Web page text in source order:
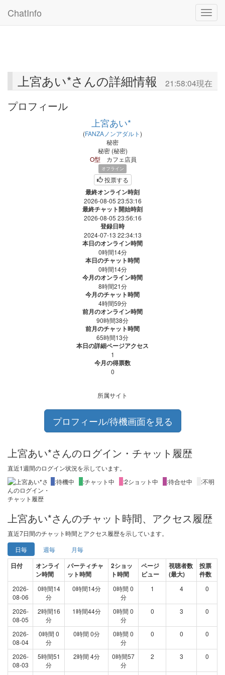
Toggle
ChatInfo
上宮あい*さんの詳細情報 21:58:04現在
プロフィール
上宮あい*
(FANZAノンアダルト)
秘密
秘密(秘密)
O型
カフェ店員
オフライン
投票する
最終オンライン時刻
2026-08-05 23:53:16
最終チャット開始時刻
2026-08-05 23:56:16
登録日時
2024-07-13 22:34:13
本日のオンライン時間
0時間14分
本日のチャット時間
0時間14分
今月のオンライン時間
8時間21分
今月のチャット時間
4時間59分
前月のオンライン時間
90時間38分
前月のチャット時間
65時間13分
本日の詳細ページアクセス
1
今月の得票数
0
所属サイト
プロフィール/待機画面を見る
上宮あい*さんのログイン・チャット履歴
直近1週間のログイン状況を示しています。
:待機中 :チャット中 :2ショット中 :待合せ中 :不明
上宮あい*さんのチャット時間、アクセス履歴
直近7日間のチャット時間とアクセス履歴を示しています。
日毎
週毎 月毎
日付
オンライ
ン時間
パーティチャ
ット時間
2ショッ
ト時間
ページ
ビュー
視聴者数
(最大)
投票
件数
2026-
08-06
0時間14
分
0時間14分
0時間 0
分
1 4 0
2026-
08-05
2時間16
分
1時間44分
0時間 0
分
0 3 0
2026-
08-04
0時間 0
分
0時間 0分
0時間 0
分
0 0 0
2026-
08-03
5時間51
分
2時間 4分
0時間57
分
2 3 0